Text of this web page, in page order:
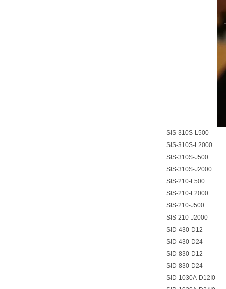
SIS-310S-L500
SIS-310S-L2000
SIS-310S-J500
SIS-310S-J2000
SIS-210-L500
SIS-210-L2000
SIS-210-J500
SIS-210-J2000
SID-430-D12
SID-430-D24
SID-830-D12
SID-830-D24
SID-1030A-D12I0